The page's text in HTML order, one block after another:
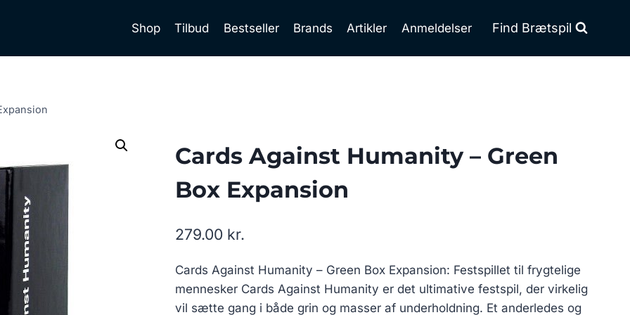
Shop Tilbud Bestseller Brands Artikler Anmeldelser Find Brætspil
Cards Against Humanity – Green
Box Expansion
279.00 kr.
Cards Against Humanity – Green Box Expansion: Festspillet til frygtelige
mennesker Cards Against Humanity er det ultimative festspil, der virkelig
vil sætte gang i både grin og masser af underholdning. Et anderledes og